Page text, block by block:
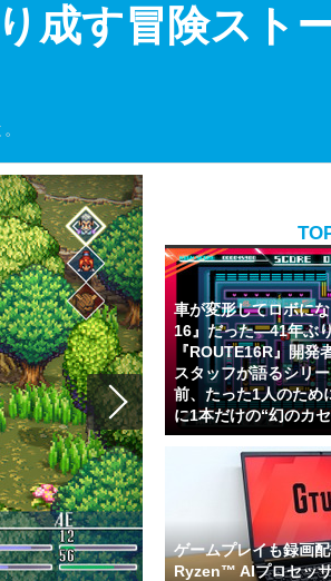
成す冒険スト
車が変形してロボに
16』だった―41年ぶ
『ROUTE16R』開発
スタッフが語るシリ
前、たった1人のため
に1本だけの“幻のカ
ゲームプレイも録画
Ryzen™ AIプロセッ